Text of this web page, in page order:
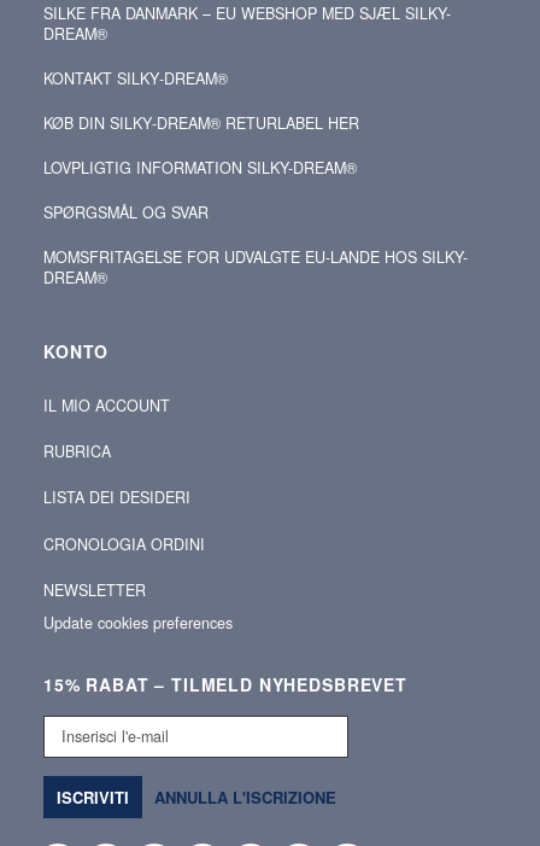
SILKE FRA DANMARK – EU WEBSHOP MED SJÆL SILKY-
DREAM®
KONTAKT SILKY‑DREAM®
KØB DIN SILKY‑DREAM® RETURLABEL HER
LOVPLIGTIG INFORMATION SILKY-DREAM®
SPØRGSMÅL OG SVAR
MOMSFRITAGELSE FOR UDVALGTE EU-LANDE HOS SILKY-
DREAM®
KONTO
IL MIO ACCOUNT
RUBRICA
LISTA DEI DESIDERI
CRONOLOGIA ORDINI
NEWSLETTER
Update cookies preferences
15% RABAT – TILMELD NYHEDSBREVET
Inserisci
mail
ISCRIVITI ANNULLA L'ISCRIZIONE